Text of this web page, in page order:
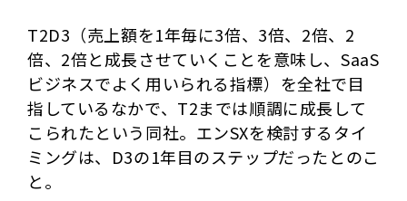
T2D3（売上額を1年毎に3倍、3倍、2倍、2
倍、2倍と成長させていくことを意味し、SaaS
ビジネスでよく用いられる指標）を全社で目
指しているなかで、T2までは順調に成長して
こられたという同社。エンSXを検討するタイ
ミングは、D3の1年目のステップだったとのこ
と。